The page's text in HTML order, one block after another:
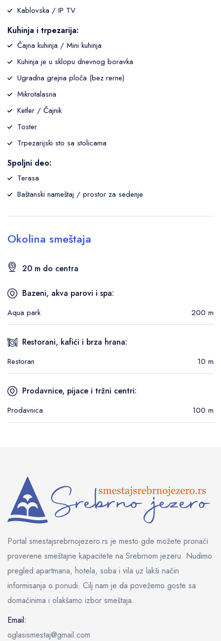
Kablovska / IP TV
Kuhinja i trpezarija:
Čajna kuhinja / Mini kuhinja
Kuhinja je u sklopu dnevnog boravka
Ugradna grejna ploča (bez rerne)
Mikrotalasna
Ketler / Čajnik
Toster
Trpezarijski sto sa stolicama
Spoljni deo:
Terasa
Baštanski nameštaj / prostor za sedenje
Okolina smeštaja
20 m do centra
Bazeni, akva parovi i spa:
Aqua park 200 m
Restorani, kafići i brza hrana:
Restoran 10 m
Prodavnice, pijace i tržni centri:
Prodavnica 100 m
Portal smestajsrebrnojezero.rs je mesto gde možete pronaći
proverene smeštajne kapacitete na Srebrnom jezeru. Nudimo
pregled apartmana, hotela, soba i vila uz lakši način
informisanja o ponudi. Cilj nam je da povežemo goste sa
domaćinima i olakšamo izbor smeštaja.
Email:
oglasismestaj@gmail.com